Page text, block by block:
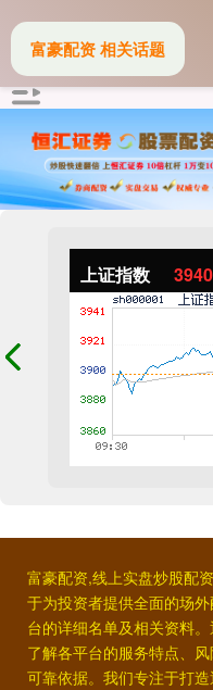
上证指数
富豪配资,线上实盘炒股配
于为投资者提供全面的场
台的详细名单及相关资料
了解各平台的服务特点、
可靠依据。我们专注于打
富豪配资 相关话题